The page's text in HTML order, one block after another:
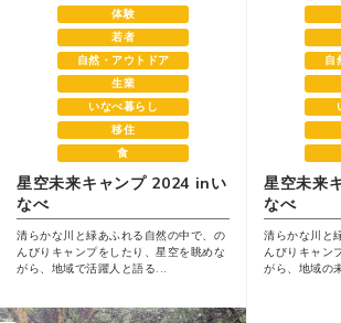
体験
若者
自然・アウトドア
生業
いなべ暮らし
移住
食
星空未来キャンプ 2024 inい
なべ
清らかな川と緑あふれる自然の中で、の
んびりキャンプをしたり、星空を眺めな
がら、地域で活躍人と語る...
自
星空未来
なべ
清らかな川と
んびりキャン
がら、地域の